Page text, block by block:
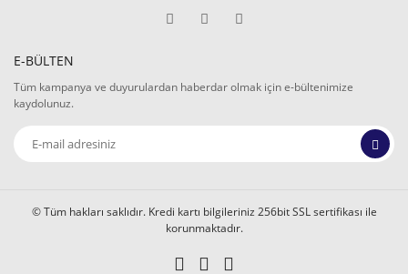
E-BÜLTEN
Tüm kampanya ve duyurulardan haberdar olmak için e-bültenimize
kaydolunuz.
© Tüm hakları saklıdır. Kredi kartı bilgileriniz 256bit SSL sertifikası ile
korunmaktadır.